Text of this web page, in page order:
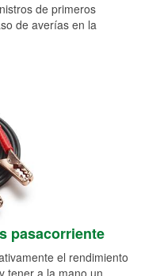
de primeros
de averías en la
pasacorriente
el rendimiento